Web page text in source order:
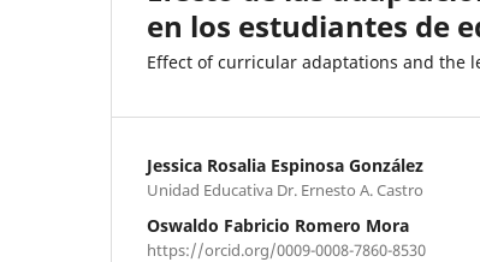
en los estudiantes de
Effect of curricular adaptations and the
Jessica Rosalia Espinosa González
Unidad Educativa Dr. Ernesto A. Castro
Oswaldo Fabricio Romero Mora
https://orcid.org/0009-0008-7860-8530